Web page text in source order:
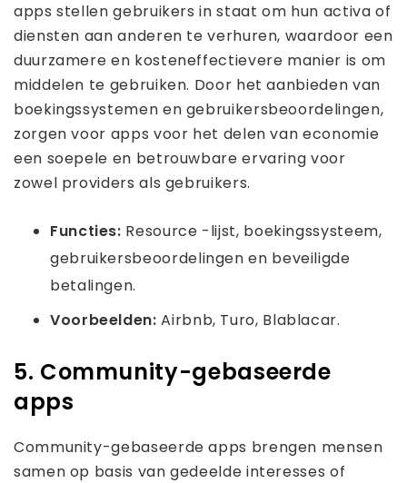
apps stellen gebruikers in staat om hun activa of
diensten aan anderen te verhuren, waardoor een
duurzamere en kosteneffectievere manier is om
middelen te gebruiken. Door het aanbieden van
boekingssystemen en gebruikersbeoordelingen,
zorgen voor apps voor het delen van economie
een soepele en betrouwbare ervaring voor
zowel providers als gebruikers.
Functies: Resource -lijst, boekingssysteem,
gebruikersbeoordelingen en beveiligde
betalingen.
Voorbeelden:Airbnb, Turo, Blablacar.
5. Community-gebaseerde
apps
Community-gebaseerde apps brengen mensen
samen op basis van gedeelde interesses of